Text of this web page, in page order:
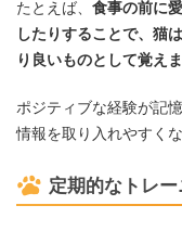
たとえば、 食事の前に
したりすることで、猫
り良いものとして覚えま
ポジティブな経験が記
情報を取り入れやすくな
定期的なトレ